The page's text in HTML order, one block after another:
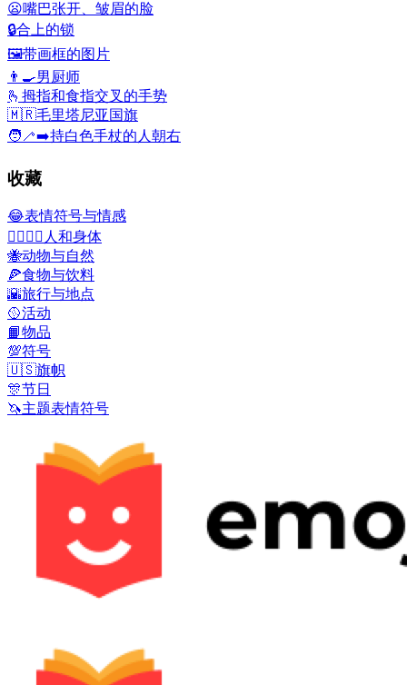
😦嘴巴张开、皱眉的脸
🔒合上的锁
🖼️带画框的图片
👨‍🍳男厨师
🫰 拇指和食指交叉的手势
🇲🇷毛里塔尼亚国旗
🧑‍🦯‍➡️持白色手杖的人朝右
收藏
😂表情符号与情感
👩‍❤️‍💋‍👨 人和身体
🐝动物与自然
🍕食物与饮料
🌇旅行与地点
🥎活动
📙物品
💯符号
🇺🇸旗帜
🎊节日
🦄主题表情符号